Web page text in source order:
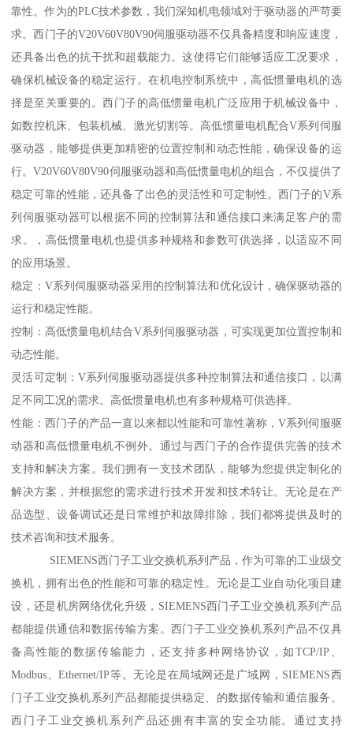
靠性。作为的PLC技术参数，我们深知机电领域对于驱动器的严苛要
求。西门子的V20V60V80V90伺服驱动器不仅具备精度和响应速度，
还具备出色的抗干扰和超载能力。这使得它们能够适应工况要求，
确保机械设备的稳定运行。在机电控制系统中，高低惯量电机的选
择是至关重要的。西门子的高低惯量电机广泛应用于机械设备中，
如数控机床、包装机械、激光切割等。高低惯量电机配合V系列伺服
驱动器，能够提供更加精密的位置控制和动态性能，确保设备的运
行。V20V60V80V90伺服驱动器和高低惯量电机的组合，不仅提供了
稳定可靠的性能，还具备了出色的灵活性和可定制性。西门子的V系
列伺服驱动器可以根据不同的控制算法和通信接口来满足客户的需
求。，高低惯量电机也提供多种规格和参数可供选择，以适应不同
的应用场景。
稳定：V系列伺服驱动器采用的控制算法和优化设计，确保驱动器的
运行和稳定性能。
控制：高低惯量电机结合V系列伺服驱动器，可实现更加位置控制和
动态性能。
灵活可定制：V系列伺服驱动器提供多种控制算法和通信接口，以满
足不同工况的需求。高低惯量电机也有多种规格可供选择。
性能：西门子的产品一直以来都以性能和可靠性著称，V系列伺服驱
动器和高低惯量电机不例外。通过与西门子的合作提供完善的技术
支持和解决方案。我们拥有一支技术团队，能够为您提供定制化的
解决方案，并根据您的需求进行技术开发和技术转让。无论是在产
品选型、设备调试还是日常维护和故障排除，我们都将提供及时的
技术咨询和技术服务。
SIEMENS西门子工业交换机系列产品，作为可靠的工业级交
换机，拥有出色的性能和可靠的稳定性。无论是工业自动化项目建
设，还是机房网络优化升级，SIEMENS西门子工业交换机系列产品
都能提供通信和数据传输方案。西门子工业交换机系列产品不仅具
备高性能的数据传输能力，还支持多种网络协议，如TCP/IP、
Modbus、Ethernet/IP等。无论是在局域网还是广域网，SIEMENS西
门子工业交换机系列产品都能提供稳定、的数据传输和通信服务。
西门子工业交换机系列产品还拥有丰富的安全功能。通过支持